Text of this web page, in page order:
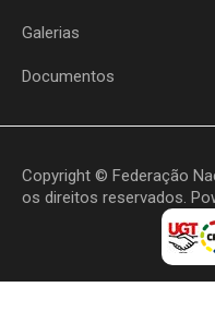
Galerias
Documentos
Copyright © Federação
os direitos reservados.